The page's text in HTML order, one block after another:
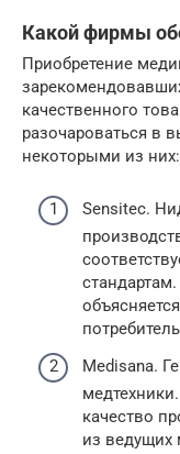
Какой фирмы
Приобретение
качественного
разочароваться в
некоторыми из них:
Sensitec.
Medisana.
качество
из ведущих